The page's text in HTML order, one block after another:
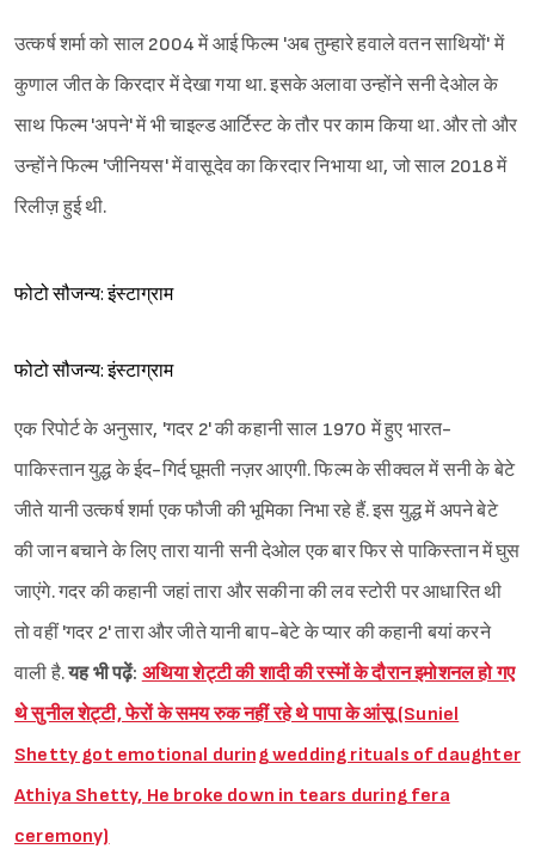
उत्कर्ष शर्मा को साल 2004 में आई फिल्म 'अब तुम्हारे हवाले वतन साथियों' में
कुणाल जीत के किरदार में देखा गया था. इसके अलावा उन्होंने सनी देओल के
साथ फिल्म 'अपने' में भी चाइल्ड आर्टिस्ट के तौर पर काम किया था. और तो और
उन्होंने फिल्म 'जीनियस' में वासूदेव का किरदार निभाया था, जो साल 2018 में
रिलीज़ हुई थी.
फोटो सौजन्य: इंस्टाग्राम
फोटो सौजन्य: इंस्टाग्राम
एक रिपोर्ट के अनुसार, 'गदर 2' की कहानी साल 1970 में हुए भारत-
पाकिस्तान युद्ध के ईद-गिर्द घूमती नज़र आएगी. फिल्म के सीक्वल में सनी के बेटे
जीते यानी उत्कर्ष शर्मा एक फौजी की भूमिका निभा रहे हैं. इस युद्ध में अपने बेटे
की जान बचाने के लिए तारा यानी सनी देओल एक बार फिर से पाकिस्तान में घुस
जाएंगे. गदर की कहानी जहां तारा और सकीना की लव स्टोरी पर आधारित थी
तो वहीं 'गदर 2' तारा और जीते यानी बाप-बेटे के प्यार की कहानी बयां करने
वाली है.यह भी पढ़ें: अथिया शेट्टी की शादी की रस्मों के दौरान इमोशनल हो गए
थे सुनील शेट्टी, फेरों के समय रुक नहीं रहे थे पापा के आंसू (Suniel
Shetty got emotional during wedding rituals of daughter
Athiya Shetty, He broke down in tears during fera
ceremony)